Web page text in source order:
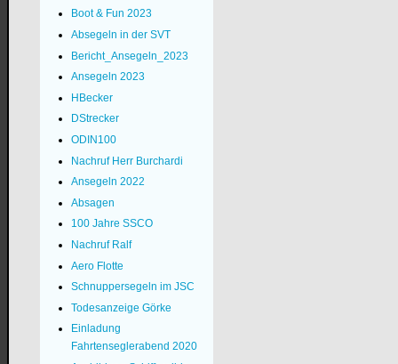
Boot & Fun 2023
Absegeln in der SVT
Bericht_Ansegeln_2023
Ansegeln 2023
HBecker
DStrecker
ODIN100
Nachruf Herr Burchardi
Ansegeln 2022
Absagen
100 Jahre SSCO
Nachruf Ralf
Aero Flotte
Schnuppersegeln im JSC
Todesanzeige Görke
Einladung
Fahrtenseglerabend 2020